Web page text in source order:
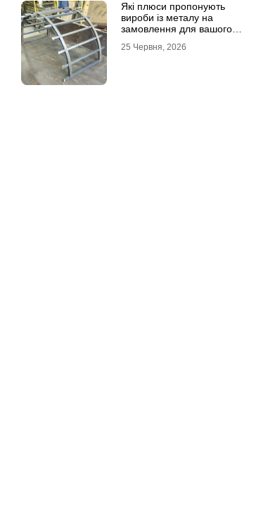
Які плюси пропонують
вироби із металу на
замовлення для вашого
25 Червня, 2026